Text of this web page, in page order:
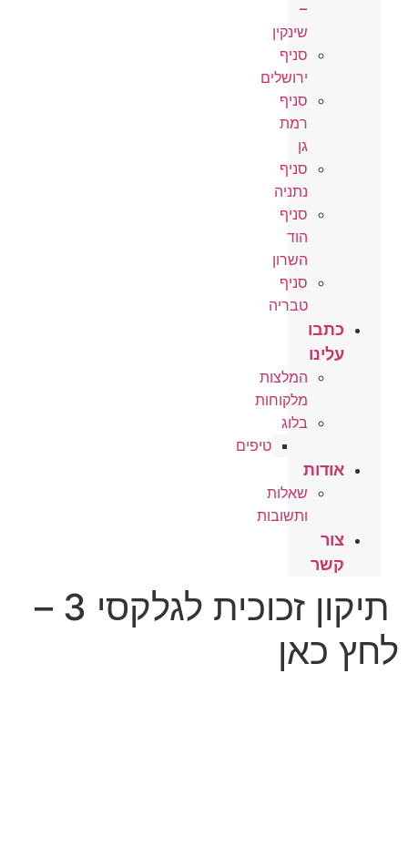
שינקין
סניף
ירושלים
סניף
סניף
נתניה
סניף
השרון
סניף
טבריה
כתבו
עלינו
המלצות
מלקוחות
בלוג
טיפים
אודות
שאלות
ותשובות
צור
קשר
תיקון זכוכית לגלקסי 3 –
כאן